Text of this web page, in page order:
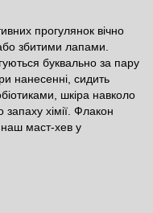
прогулянок вічно
збитими лапами.
буквально за пару
нанесенні, сидить
шкіра навколо
хімії. Флакон
маст-хев у